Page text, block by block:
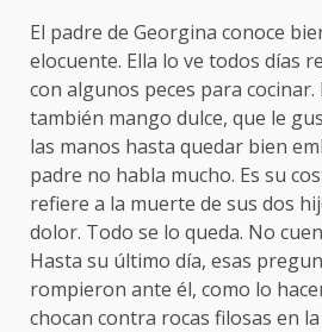
El padre de Georgina conoce
elocuente. Ella lo ve todos días
con algunos peces para
también mango dulce, que le
las manos hasta quedar bien
padre no habla mucho. Es su
refiere a la muerte de sus dos
dolor. Todo se lo queda. No
Hasta su último día, esas
rompieron ante él, como lo
chocan contra rocas filosas en la